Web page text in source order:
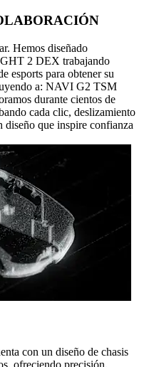
Hemos diseñado
2 DEX trabajando
esports para obtener su
a: NAVI G2 TSM
durante cientos de
cada clic, deslizamiento
diseño que inspire confianza
con un diseño de chasis